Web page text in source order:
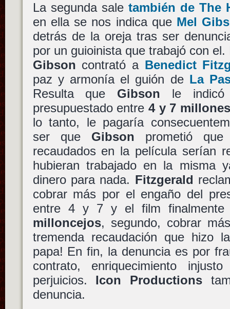
La segunda sale también de The
en ella se nos indica que Mel
detrás de la oreja tras ser
por un guioinista que trabajó con
Gibson contrató a Benedict
paz y armonía el guión de La
Resulta que Gibson le indicó
presupuestado entre 4 y 7
lo tanto, le pagaría
ser que Gibson prometió que
recaudados en la película serían
hubieran trabajado en la misma
dinero para nada. Fitzgerald
cobrar más por el engaño del
entre 4 y 7 y el film
milloncejos, segundo, cobrar
tremenda recaudación que hizo
papa! En fin, la denuncia es por
contrato, enriquecimiento
perjuicios. Icon Productions
denuncia.